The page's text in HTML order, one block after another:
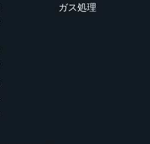
ガス処理